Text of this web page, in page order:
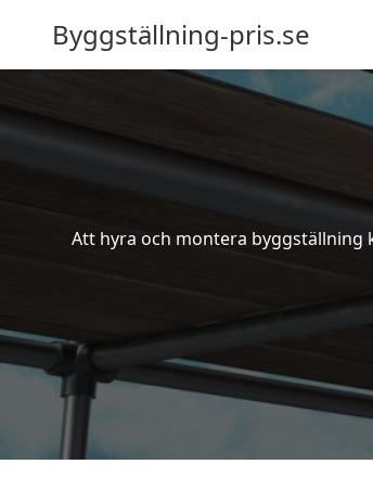
Byggställning-pris.se
Att hyra och montera byggställning